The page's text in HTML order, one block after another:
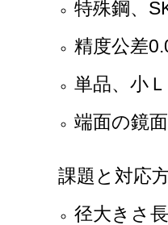
特殊鋼、
精度公差
単品、小
端面の鏡
課題と対応
径大きさ